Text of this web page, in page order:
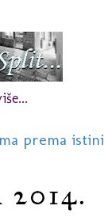
prema